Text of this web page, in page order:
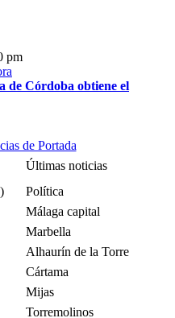
pm
de Córdoba obtiene el
de Portada
Últimas noticias
Política
Málaga capital
Marbella
Alhaurín de la Torre
Cártama
Mijas
Torremolinos